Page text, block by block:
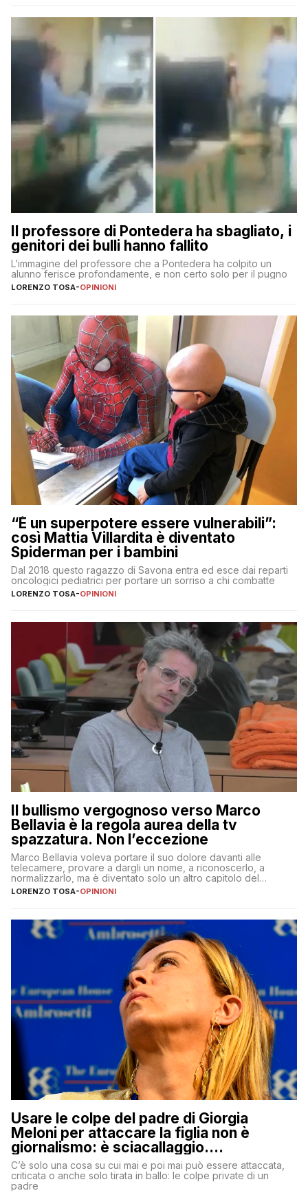
Il professore di Pontedera ha sbagliato, i
genitori dei bulli hanno fallito
L’immagine del professore che a Pontedera ha colpito un
alunno ferisce profondamente, e non certo solo per il pugno
LORENZO TOSA-OPINIONI
“È un superpotere essere vulnerabili”:
così Mattia Villardita è diventato
Spiderman per i bambini
Dal 2018 questo ragazzo di Savona entra ed esce dai reparti
oncologici pediatrici per portare un sorriso a chi combatte
LORENZO TOSA-OPINIONI
Il bullismo vergognoso verso Marco
Bellavia è la regola aurea della tv
spazzatura. Non l’eccezione
Marco Bellavia voleva portare il suo dolore davanti alle
telecamere, provare a dargli un nome, a riconoscerlo, a
normalizzarlo, ma è diventato solo un altro capitolo del
copione
LORENZO TOSA-OPINIONI
Usare le colpe del padre di Giorgia
Meloni per attaccare la figlia non è
giornalismo: è sciacallaggio.
Dimostriamo di essere diversi
C’è solo una cosa su cui mai e poi mai può essere attaccata,
criticata o anche solo tirata in ballo: le colpe private di un
padre